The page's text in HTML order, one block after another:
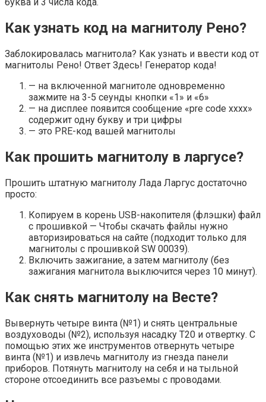
буква и 3 числа кода.
Как узнать код на магнитолу Рено?
Заблокировалась магнитола? Как узнать и ввести код от
магнитолы Рено! Ответ Здесь! Генератор кода!
— на включенной магнитоле одновременно
зажмите на 3-5 сеунды кнопки «1» и «6»
— на дисплее появится сообщение «pre code xxxx»
содержит одну букву и три цифры
— это PRE-код вашей магнитолы
Как прошить магнитолу в ларгусе?
Прошить штатную магнитолу Лада Ларгус достаточно
просто:
Копируем в корень USB-накопителя (флэшки) файл
с прошивкой — Чтобы скачать файлы нужно
авторизироваться на сайте (подходит только для
магнитолы с прошивкой SW 00039).
Включить зажигание, а затем магнитолу (без
зажигания магнитола выключится через 10 минут).
Как снять магнитолу на Весте?
Вывернуть четыре винта (№1) и снять центральные
воздуховоды (№2), используя насадку Т20 и отвертку. С
помощью этих же инструментов отвернуть четыре
винта (№1) и извлечь магнитолу из гнезда панели
приборов. Потянуть магнитолу на себя и на тыльной
стороне отсоединить все разъемы с проводами.